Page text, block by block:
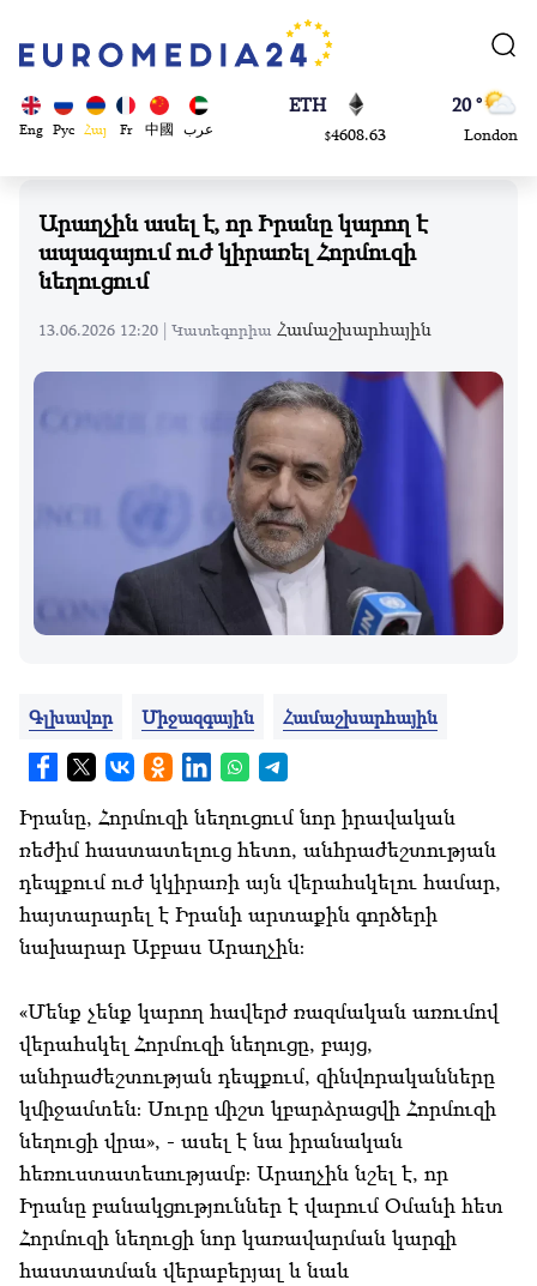
Eng Рус Հայ Fr 中國 عرب
ADA
ETH
$4608.63
20 °
London
Madrid
Արաղչին ասել է, որ Իրանը կարող է
ապագայում ուժ կիրառել Հորմուզի
նեղուցում
13.06.2026 12:20 | Կատեգորիա Համաշխարհային
Գլխավոր Միջազգային Համաշխարհային
Իրանը, Հորմուզի նեղուցում նոր իրավական
ռեժիմ հաստատելուց հետո, անհրաժեշտության
դեպքում ուժ կկիրառի այն վերահսկելու համար,
հայտարարել է Իրանի արտաքին գործերի
նախարար Աբբաս Արաղչին։
«Մենք չենք կարող հավերժ ռազմական առումով
վերահսկել Հորմուզի նեղուցը, բայց,
անհրաժեշտության դեպքում, զինվորականները
կմիջամտեն։ Սուրը միշտ կբարձրացվի Հորմուզի
նեղուցի վրա», - ասել է նա իրանական
հեռուստատեսությամբ։ Արաղչին նշել է, որ
Իրանը բանակցություններ է վարում Օմանի հետ
Հորմուզի նեղուցի նոր կառավարման կարգի
հաստատման վերաբերյալ և նաև